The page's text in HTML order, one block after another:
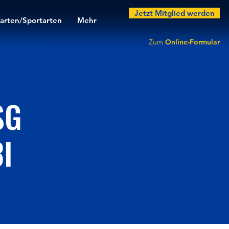
Sportarten Mehr
Jetzt Mitglied werden
Zum Online-Formular